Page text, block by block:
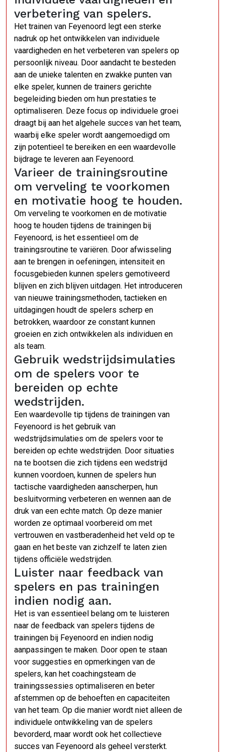
verbetering van spelers.
Het trainen van Feyenoord legt een sterke
nadruk op het ontwikkelen van individuele
vaardigheden en het verbeteren van spelers op
persoonlijk niveau. Door aandacht te besteden
aan de unieke talenten en zwakke punten van
elke speler, kunnen de trainers gerichte
begeleiding bieden om hun prestaties te
optimaliseren. Deze focus op individuele groei
draagt bij aan het algehele succes van het team,
waarbij elke speler wordt aangemoedigd om
zijn potentieel te bereiken en een waardevolle
bijdrage te leveren aan Feyenoord.
Varieer de trainingsroutine
om verveling te voorkomen
en motivatie hoog te houden.
Om verveling te voorkomen en de motivatie
hoog te houden tijdens de trainingen bij
Feyenoord, is het essentieel om de
trainingsroutine te variëren. Door afwisseling
aan te brengen in oefeningen, intensiteit en
focusgebieden kunnen spelers gemotiveerd
blijven en zich blijven uitdagen. Het introduceren
van nieuwe trainingsmethoden, tactieken en
uitdagingen houdt de spelers scherp en
betrokken, waardoor ze constant kunnen
groeien en zich ontwikkelen als individuen en
als team.
Gebruik wedstrijdsimulaties
om de spelers voor te
bereiden op echte
wedstrijden.
Een waardevolle tip tijdens de trainingen van
Feyenoord is het gebruik van
wedstrijdsimulaties om de spelers voor te
bereiden op echte wedstrijden. Door situaties
na te bootsen die zich tijdens een wedstrijd
kunnen voordoen, kunnen de spelers hun
tactische vaardigheden aanscherpen, hun
besluitvorming verbeteren en wennen aan de
druk van een echte match. Op deze manier
worden ze optimaal voorbereid om met
vertrouwen en vastberadenheid het veld op te
gaan en het beste van zichzelf te laten zien
tijdens officiële wedstrijden.
Luister naar feedback van
spelers en pas trainingen
indien nodig aan.
Het is van essentieel belang om te luisteren
naar de feedback van spelers tijdens de
trainingen bij Feyenoord en indien nodig
aanpassingen te maken. Door open te staan
voor suggesties en opmerkingen van de
spelers, kan het coachingsteam de
trainingssessies optimaliseren en beter
afstemmen op de behoeften en capaciteiten
van het team. Op die manier wordt niet alleen de
individuele ontwikkeling van de spelers
bevorderd, maar wordt ook het collectieve
succes van Feyenoord als geheel versterkt.